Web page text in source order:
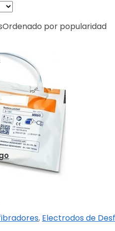
Ordenado por popularidad
, Electrodos de